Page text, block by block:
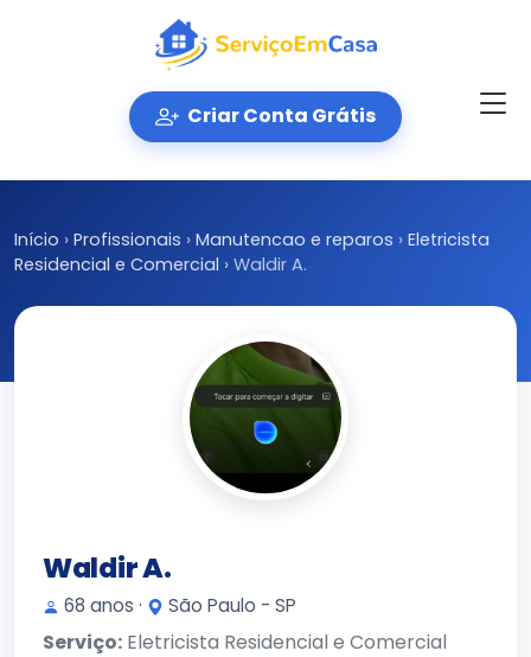
Criar Conta Grátis
Início › Profissionais › Manutencao e reparos › Eletricista
Residencial e Comercial › Waldir A.
Waldir A.
68 anos · São Paulo - SP
Serviço: Eletricista Residencial e Comercial